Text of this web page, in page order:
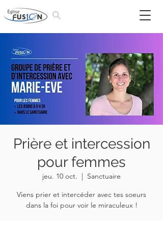
Prière et intercession
pour femmes
jeu. 10 oct.
  |
Sanctuaire
Viens prier et intercéder avec tes soeurs
dans la foi pour voir le miraculeux !